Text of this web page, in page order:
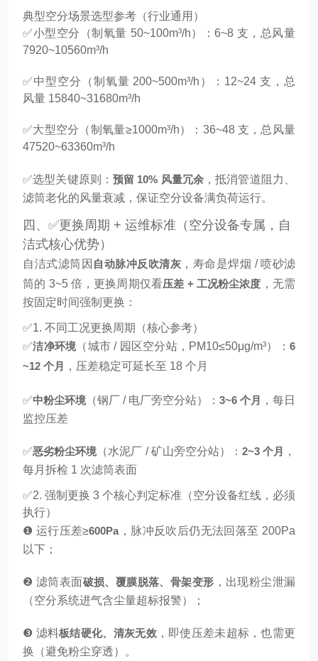
典型空分场景选型参考（行业通用）
✅小型空分（制氧量 50~100m³/h）：6~8 支，总风量
7920~10560m³/h
✅中型空分（制氧量 200~500m³/h）：12~24 支，总
风量 15840~31680m³/h
✅大型空分（制氧量≥1000m³/h）：36~48 支，总风量
47520~63360m³/h
✅选型关键原则：预留 10% 风量冗余 ，抵消管道阻力、
滤筒老化的风量衰减，保证空分设备满负荷运行。
四、✅更换周期 + 运维标准（空分设备专属，自
洁式核心优势）
自洁式滤筒因 自动脉冲反吹清灰 ，寿命是焊烟 / 喷砂滤
筒的 3~5 倍，更换周期仅看压差 + 工况粉尘浓度 ，无需
按固定时间强制更换：
✅1. 不同工况更换周期（核心参考）
✅洁净环境（城市 / 园区空分站，PM10≤50μg/m³）：6
~12 个月
，压差稳定可延长至 18 个月
✅中粉尘环境（钢厂 / 电厂旁空分站）： 3~6 个月
，每日
监控压差
✅恶劣粉尘环境（水泥厂 / 矿山旁空分站）： 2~3 个月
，
每月拆检 1 次滤筒表面
✅2. 强制更换 3 个核心判定标准（空分设备红线，必须
执行）
❶ 运行压差≥600Pa ，脉冲反吹后仍无法回落至 200Pa
以下；
❷ 滤筒表面破损、覆膜脱落、骨架变形 ，出现粉尘泄漏
（空分系统进气含尘量超标报警）；
❸ 滤料板结硬化、清灰无效，即使压差未超标，也需更
换（避免粉尘穿透）。